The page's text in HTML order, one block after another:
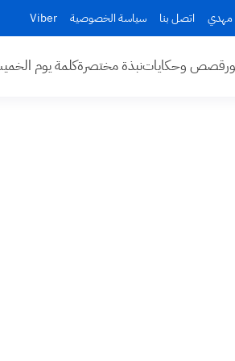
مهدي اتصل بنا سياسة الخصوصية Viber
قصص وحكاياتنبذة مختصرةكلمة يوم